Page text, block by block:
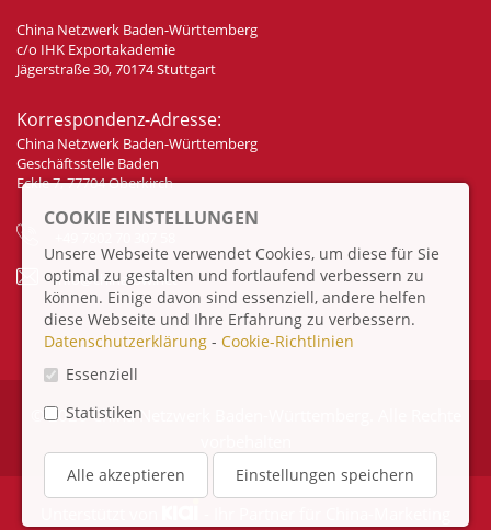
China Netzwerk Baden-Württemberg
c/o IHK Exportakademie
Jägerstraße 30, 70174 Stuttgart
Korrespondenz-Adresse:
China Netzwerk Baden-Württemberg
Geschäftsstelle Baden
Eckle 7, 77704 Oberkirch
info@china-bw.net
© 2026 China Netzwerk Baden-Württemberg. Alle Rechte
COOKIE EINSTELLUNGEN
Unsere Webseite verwendet Cookies, um diese für Sie
optimal zu gestalten und fortlaufend verbessern zu
können. Einige davon sind essenziell, andere helfen
diese Webseite und Ihre Erfahrung zu verbessern.
Datenschutzerklärung - Cookie-Richtlinien
Essenziell
Statistiken
Alle akzeptieren Einstellungen speichern